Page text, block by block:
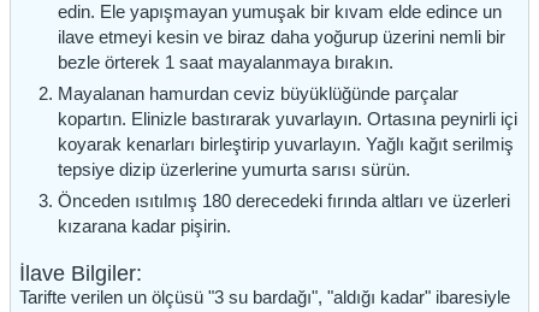
edin. Ele yapışmayan yumuşak bir kıvam elde edince un
ilave etmeyi kesin ve biraz daha yoğurup üzerini nemli bir
bezle örterek 1 saat mayalanmaya bırakın.
Mayalanan hamurdan ceviz büyüklüğünde parçalar
kopartın. Elinizle bastırarak yuvarlayın. Ortasına peynirli içi
koyarak kenarları birleştirip yuvarlayın. Yağlı kağıt serilmiş
tepsiye dizip üzerlerine yumurta sarısı sürün.
Önceden ısıtılmış 180 derecedeki fırında altları ve üzerleri
kızarana kadar pişirin.
İlave Bilgiler:
Tarifte verilen un ölçüsü "3 su bardağı", "aldığı kadar" ibaresiyle